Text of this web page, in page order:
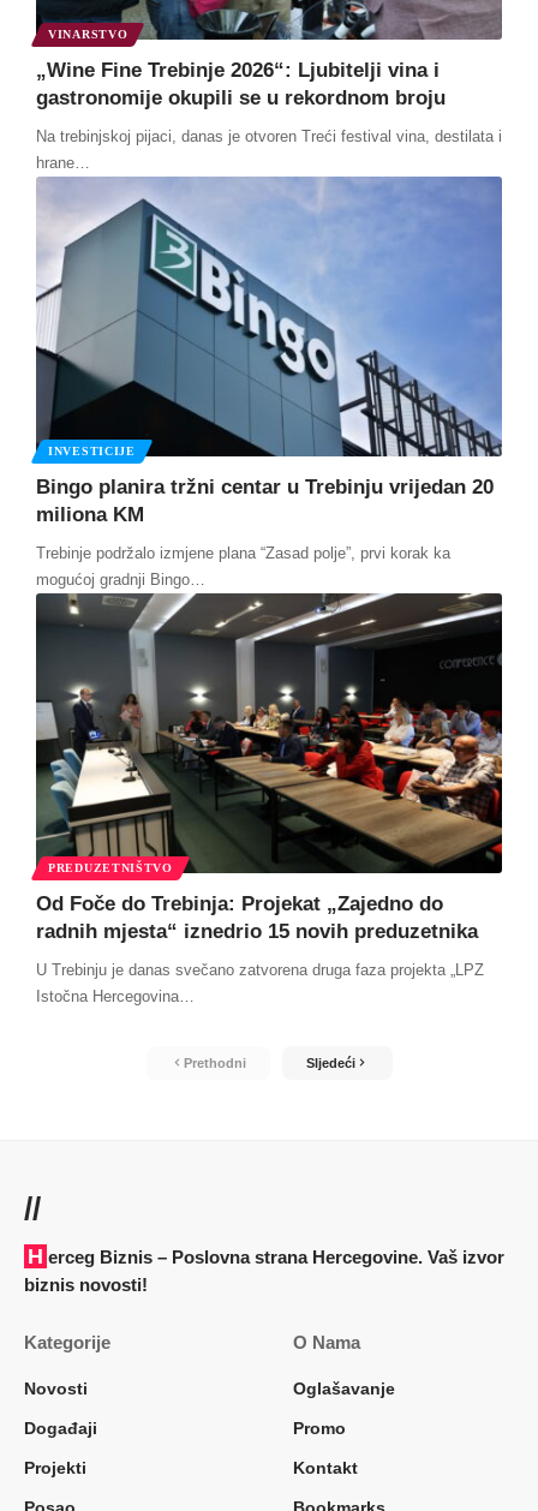
VINARSTVO
„Wine Fine Trebinje 2026“: Ljubitelji vina i
gastronomije okupili se u rekordnom broju
Na trebinjskoj pijaci, danas je otvoren Treći festival vina, destilata i
hrane…
INVESTICIJE
Bingo planira tržni centar u Trebinju vrijedan 20
miliona KM
Trebinje podržalo izmjene plana “Zasad polje”, prvi korak ka
mogućoj gradnji Bingo
PREDUZETNIŠTVO
Od Foče do Trebinja: Projekat „Zajedno do
radnih mjesta“ iznedrio 15 novih preduzetnika
U Trebinju je danas svečano zatvorena druga faza projekta „LPZ
Istočna Hercegovina
Prethodni Sljedeći
//
Herceg Biznis – Poslovna strana Hercegovine. Vaš izvor
biznis novosti!
Kategorije
Novosti
Događaji
Projekti
Posao
O Nama
Oglašavanje
Promo
Kontakt
Bookmarks